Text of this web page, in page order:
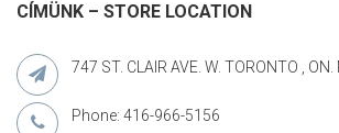
CÍMÜNK – STORE LOCATION
747 ST. CLAIR AVE. W. TORONTO ,
Phone: 416-966-5156